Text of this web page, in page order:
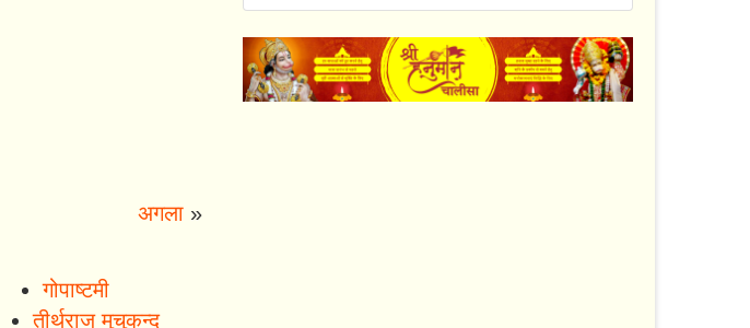
अगला»
गोपाष्टमी
तीर्थराज मुचुकुन्द